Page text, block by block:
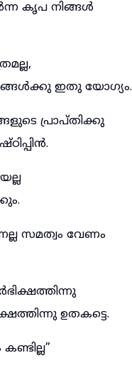
കൃപ നിങ്ങൾ
ഇതു യോഗ്യം.
പ്രാപ്തിക്കു
സമത്വം വേണം
ഉതകട്ടെ.